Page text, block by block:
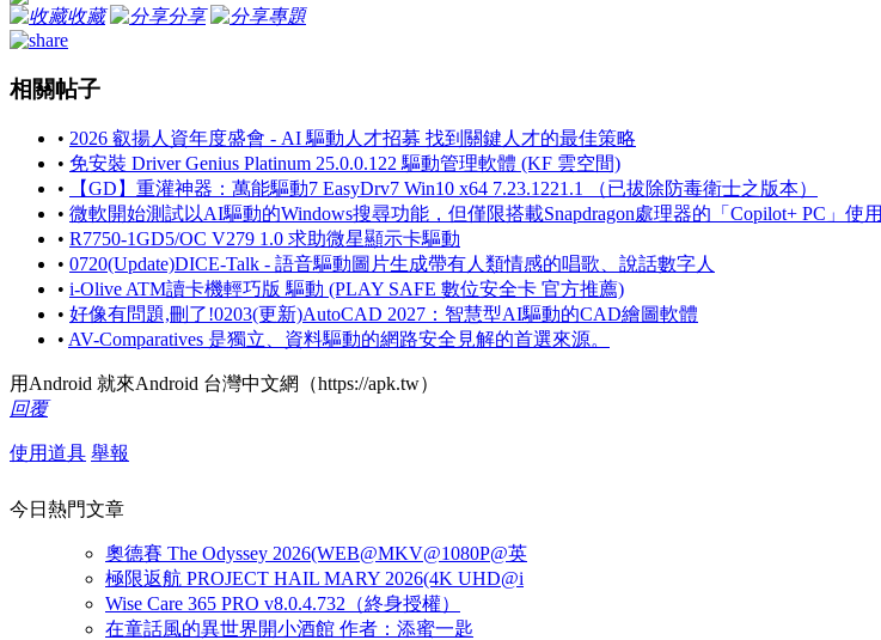
收藏 分享 專題
相關帖子
• 2026 叡揚人資年度盛會 - AI 驅動人才招募 找到關鍵人才的最佳策略
• 免安裝 Driver Genius Platinum 25.0.0.122 驅動管理軟體 (KF 雲空間)
•
【GD】重灌神器：萬能驅動7 EasyDrv7 Win10 x64 7.23.1221.1 （已拔除防毒衛士之版本）
• 微軟開始測試以AI驅動的Windows搜尋功能，但僅限搭載Snapdragon處理器的「Copilot+ PC」使用
• R7750-1GD5/OC V279 1.0 求助微星顯示卡驅動
• 0720(Update)DICE-Talk - 語音驅動圖片生成帶有人類情感的唱歌、說話數字人
• i-Olive ATM讀卡機輕巧版 驅動 (PLAY SAFE 數位安全卡 官方推薦)
• 好像有問題,刪了!0203(更新)AutoCAD 2027：智慧型AI驅動的CAD繪圖軟體
• AV-Comparatives 是獨立、資料驅動的網路安全見解的首選來源。
用Android 就來Android 台灣中文網（https://apk.tw）
回覆
使用道具 舉報
今日熱門文章
奧德賽 The Odyssey 2026(WEB@MKV@1080P@英
極限返航 PROJECT HAIL MARY 2026(4K UHD@i
Wise Care 365 PRO v8.0.4.732（終身授權）
在童話風的異世界開小酒館 作者：添蜜一匙